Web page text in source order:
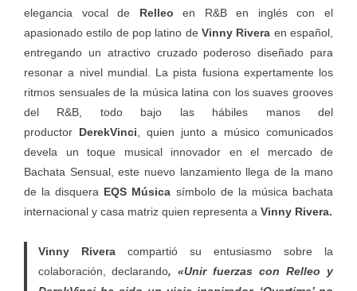
elegancia vocal de Relleo en R&B en inglés con el
apasionado estilo de pop latino de Vinny Rivera en español,
entregando un atractivo cruzado poderoso diseñado para
resonar a nivel mundial. La pista fusiona expertamente los
ritmos sensuales de la música latina con los suaves grooves
del R&B, todo bajo las hábiles manos del
productor DerekVinci , quien junto a músico comunicados
devela un toque musical innovador en el mercado de
Bachata Sensual, este nuevo lanzamiento llega de la mano
de la disquera EQS Música símbolo de la música bachata
internacional y casa matriz quien representa a Vinny Rivera.
Vinny Riveracompartió su entusiasmo sobre la
colaboración, declarando, «Unir fuerzas con Relleo y